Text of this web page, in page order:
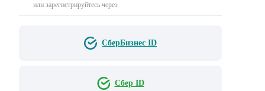
или зарегистрируйтесь через
СберБизнес ID
Сбер ID